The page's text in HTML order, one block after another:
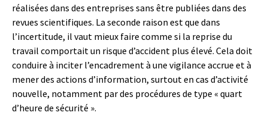
réalisées dans des entreprises sans être publiées dans des
revues scientifiques. La seconde raison est que dans
l’incertitude, il vaut mieux faire comme si la reprise du
travail comportait un risque d’accident plus élevé. Cela doit
conduire à inciter l’encadrement à une vigilance accrue et à
mener des actions d’information, surtout en cas d’activité
nouvelle, notamment par des procédures de type « quart
d’heure de sécurité ».